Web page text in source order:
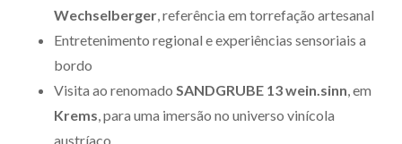
Wechselberger, referência em torrefação artesanal
Entretenimento regional e experiências sensoriais a
bordo
Visita ao renomado SANDGRUBE 13 wein.sinn, em
Krems, para uma imersão no universo vinícola
austríaco